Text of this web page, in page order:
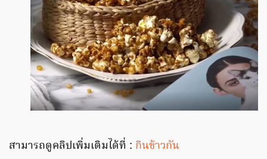
สามารถดูคลิปเพิ่มเติมได้ที่ : กินข้าวกัน